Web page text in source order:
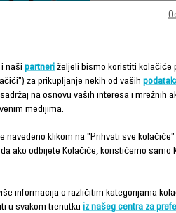
lakšim
naši partneri željeli bismo koristiti kolačiće
za prikupljanje nekih od vaših
na osnovu vaših interesa i mrežnih
medijima.
navedeno klikom na "Prihvati sve
ako odbijete Kolačiće, koristićemo samo
informacija o različitim kategorijama
u svakom trenutku iz našeg centra za